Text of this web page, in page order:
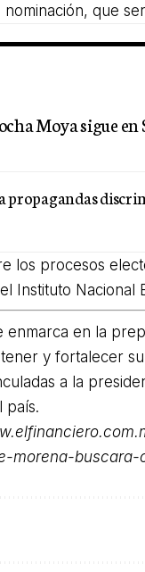
que
Moya sigue
propagandas
los procesos
Instituto Nacional
enmarca en la
y fortalecer
a la
país.
morena-